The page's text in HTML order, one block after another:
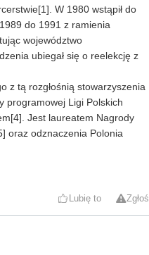
W 1980 wstąpił do
do 1991 z ramienia
województwo
ubiegał się o reelekcję z
z tą rozgłośnią stowarzyszenia
programowej Ligi Polskich
Jest laureatem Nagrody
oraz odznaczenia Polonia
Lubię to Zgłoś